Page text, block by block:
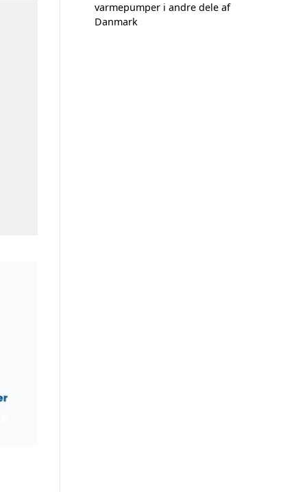
varmepumper i andre dele af
Danmark